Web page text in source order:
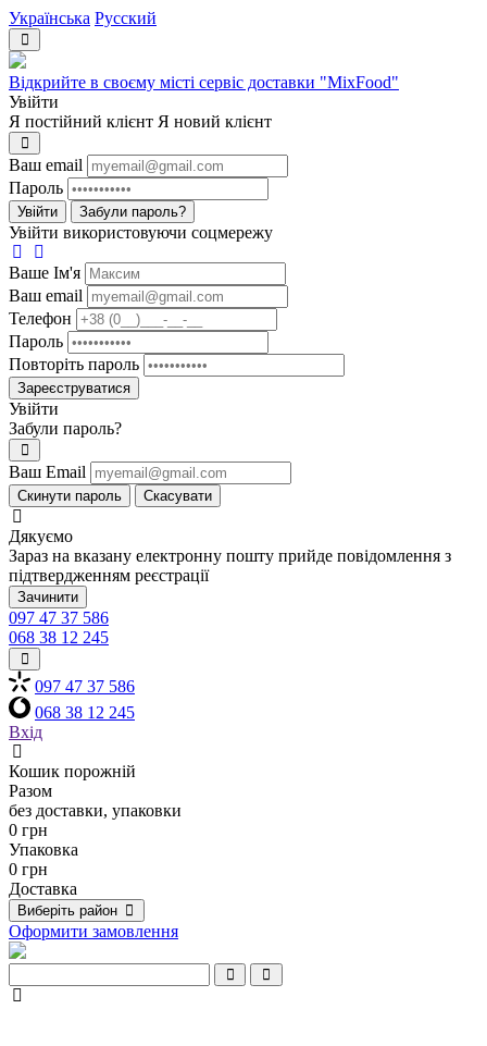
Українська Русский
Відкрийте в своєму місті сервіс доставки "MixFood"
Увійти
Я постійний клієнт Я новий клієнт
Ваш email
Пароль
Увійти Забули пароль?
Увійти використовуючи соцмережу
Ваше Iм'я
Ваш email
Телефон
Пароль
Повторіть пароль
Зареєструватися
Увійти
Забули пароль?
Ваш Email
Скинути пароль Скасувати
Дякуємо
Зараз на вказану електронну пошту прийде повідомлення з
підтвердженням реєстрації
Зачинити
097 47 37 586
068 38 12 245
097 47 37 586
068 38 12 245
Вхід
Кошик порожній
Разом
без доставки, упаковки
0 грн
Упаковка
0 грн
Доставка
Виберіть район
Оформити замовлення